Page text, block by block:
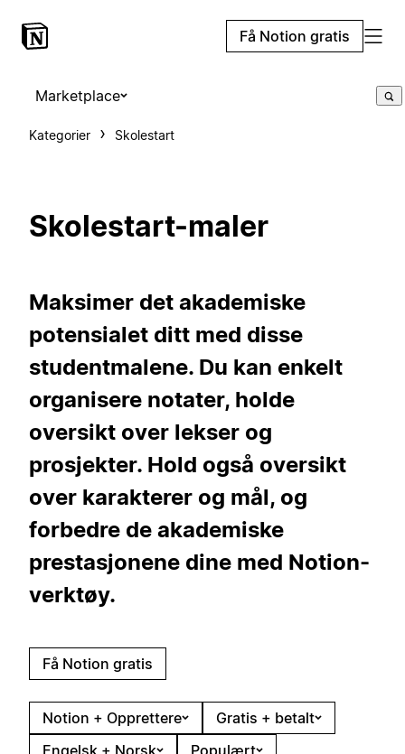
Få Notion gratis
Marketplace
Kategorier Skolestart
Skolestart-maler
Maksimer det akademiske
potensialet ditt med disse
studentmalene. Du kan enkelt
organisere notater, holde
oversikt over lekser og
prosjekter. Hold også oversikt
over karakterer og mål, og
forbedre de akademiske
prestasjonene dine med Notion-
verktøy.
Få Notion gratis
Notion + Opprettere
Gratis + betalt
Engelsk + Norsk
Populært